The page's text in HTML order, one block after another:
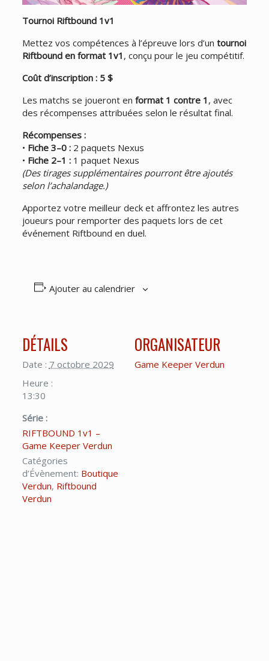
Tournoi Riftbound 1v1
Mettez vos compétences à l’épreuve lors d’un tournoi
Riftbound en format 1v1 , conçu pour le jeu compétitif.
Coût d’inscription : 5 $
Les matchs se joueront en format 1 contre 1 , avec
des récompenses attribuées selon le résultat final.
Récompenses :
• Fiche 3–0 :2 paquets Nexus
• Fiche 2–1 :1 paquet Nexus
(Des tirages supplémentaires pourront être ajoutés
selon l’achalandage.)
Apportez votre meilleur deck et affrontez les autres
joueurs pour remporter des paquets lors de cet
événement Riftbound en duel.
Ajouter au calendrier
DÉTAILS
Date : 7 octobre 2029
Heure :
13:30
Série :
RIFTBOUND 1v1 –
Game Keeper Verdun
Catégories
d’Évènement: Boutique
Verdun, Riftbound
Verdun
ORGANISATEUR
Game Keeper Verdun